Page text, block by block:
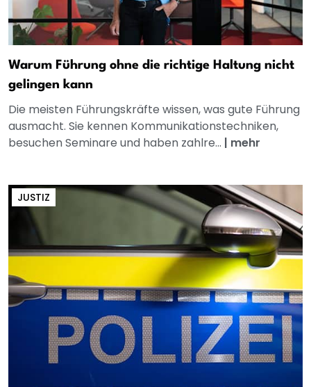
Warum Führung ohne die richtige Haltung nicht
gelingen kann
Die meisten Führungskräfte wissen, was gute Führung
ausmacht. Sie kennen Kommunikationstechniken,
besuchen Seminare und haben zahlre... | mehr
JUSTIZ